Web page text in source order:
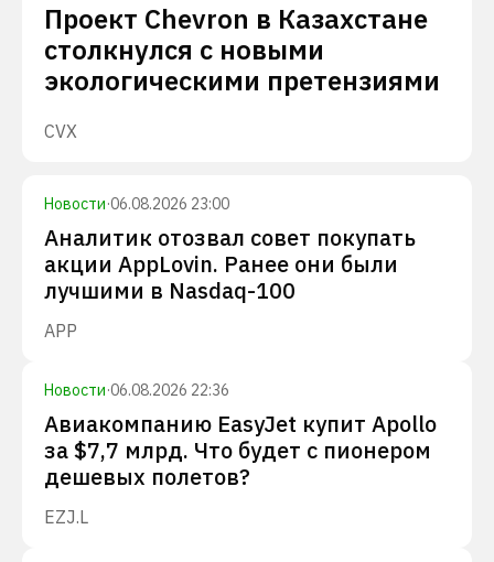
Проект Chevron в Казахстане
столкнулся с новыми
экологическими претензиями
CVX
Новости·06.08.2026 23:00
Аналитик отозвал совет покупать
акции AppLovin. Ранее они были
лучшими в Nasdaq-100
APP
Новости·06.08.2026 22:36
Авиакомпанию EasyJet купит Apollo
за $7,7 млрд. Что будет с пионером
дешевых полетов?
EZJ.L